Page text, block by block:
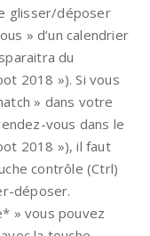
glisser/déposer
» d’un calendrier
du
2018 »). Si vous
» dans votre
vous dans le
2018 »), il faut
contrôle (Ctrl)
déposer.
» vous pouvez